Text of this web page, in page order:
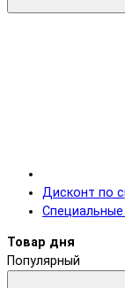
Дисконт по
Товар дня
Популярный